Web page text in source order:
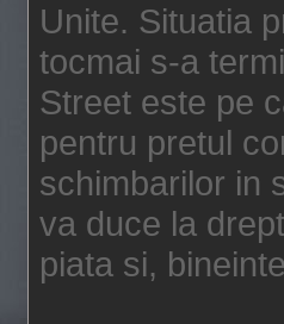
Unite. Situatia
tocmai s-a
Street este pe
pentru pretul
schimbarilor in
va duce la
piata si,